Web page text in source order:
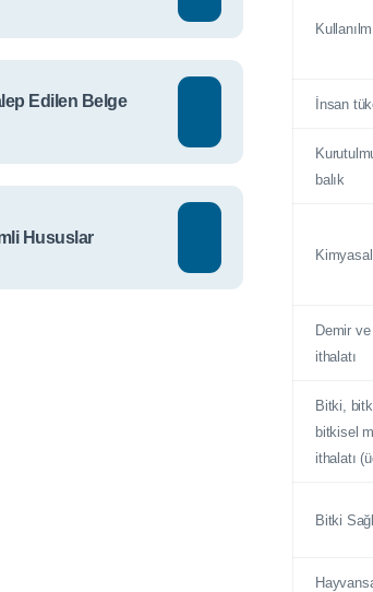
Edilen Belge
Hususlar
İnsan
balık
Demir ve
ithalatı
Bitki,
bitkisel
ithalatı
Bitki